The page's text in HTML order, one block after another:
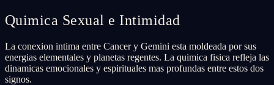
Quimica Sexual e Intimidad
La conexion intima entre Cancer y Gemini esta moldeada por sus
energias elementales y planetas regentes. La quimica fisica refleja las
dinamicas emocionales y espirituales mas profundas entre estos dos
signos.